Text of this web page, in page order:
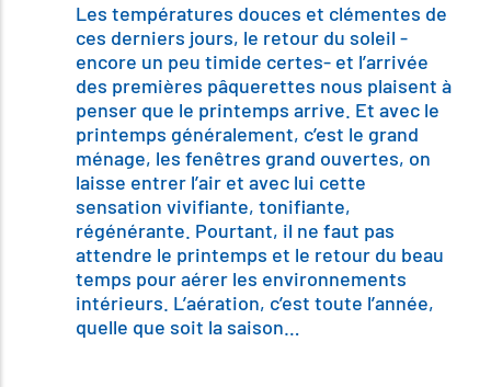
Les températures douces et clémentes de
ces derniers jours, le retour du soleil -
encore un peu timide certes- et l’arrivée
des premières pâquerettes nous plaisent à
penser que le printemps arrive. Et avec le
printemps généralement, c’est le grand
ménage, les fenêtres grand ouvertes, on
laisse entrer l’air et avec lui cette
sensation vivifiante, tonifiante,
régénérante. Pourtant, il ne faut pas
attendre le printemps et le retour du beau
temps pour aérer les environnements
intérieurs. L’aération, c’est toute l’année,
quelle que soit la saison…